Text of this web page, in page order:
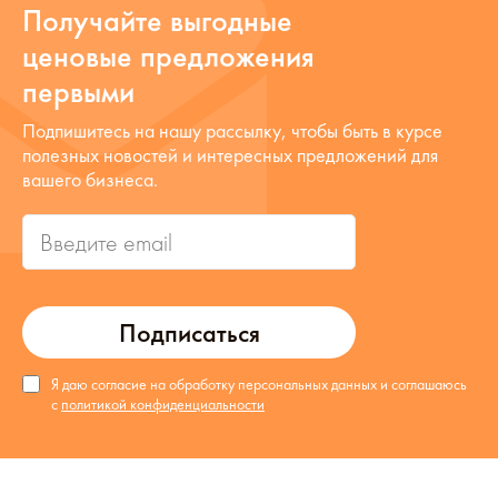
Получайте выгодные
ценовые предложения
первыми
Подписаться
Я даю согласие на обработку персональных данных и соглашаюсь
с политикой конфиденциальности
Подпишитесь на нашу рассылку, чтобы быть в курсе
полезных новостей и интересных предложений для
вашего бизнеса.